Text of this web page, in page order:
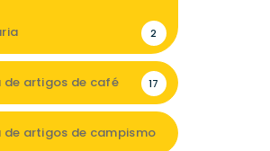
2
de artigos de café 17
de artigos de campismo